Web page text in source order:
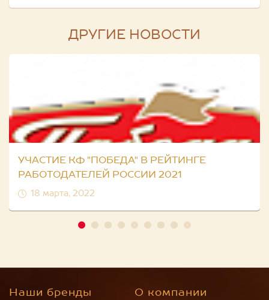
ДРУГИЕ НОВОСТИ
УЧАСТИЕ КФ "ПОБЕДА" В РЕЙТИНГЕ
РАБОТОДАТЕЛЕЙ РОССИИ 2021
18 марта, 2022
Наши бренды О компании